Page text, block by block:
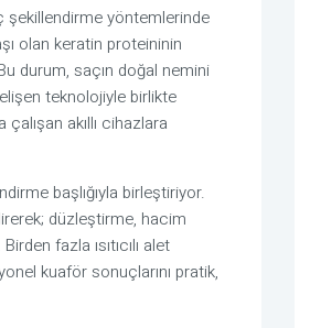
şekillendirme yöntemlerinde
olan keratin proteininin
durum, saçın doğal nemini
teknolojiyle birlikte
çalışan akıllı cihazlara
başlığıyla birleştiriyor.
düzleştirme, hacim
fazla ısıtıcılı alet
kuaför sonuçlarını pratik,